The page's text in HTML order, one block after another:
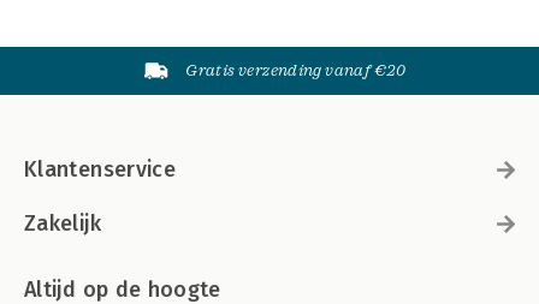
Gratis verzending vanaf €20
Klantenservice
Zakelijk
Altijd op de hoogte